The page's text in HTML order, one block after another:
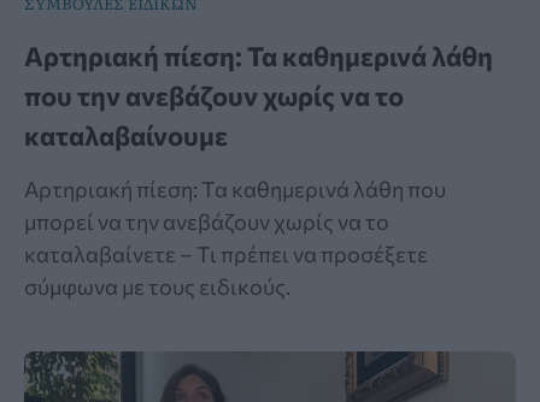
Αρτηριακή πίεση: Τα καθημερινά λάθη
που την ανεβάζουν χωρίς να το
καταλαβαίνουμε
Αρτηριακή πίεση: Τα καθημερινά λάθη που
μπορεί να την ανεβάζουν χωρίς να το
καταλαβαίνετε – Τι πρέπει να προσέξετε
σύμφωνα με τους ειδικούς.